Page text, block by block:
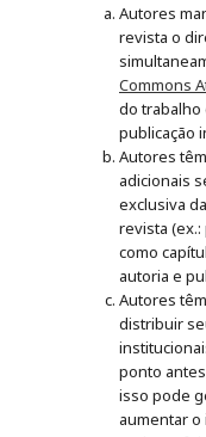
Autores
revista o
Commons
do trabalho
publicação
Autores
adicionais
exclusiva
revista
como
autoria e
Autores
distribuir
ponto
isso pode
aumentar o